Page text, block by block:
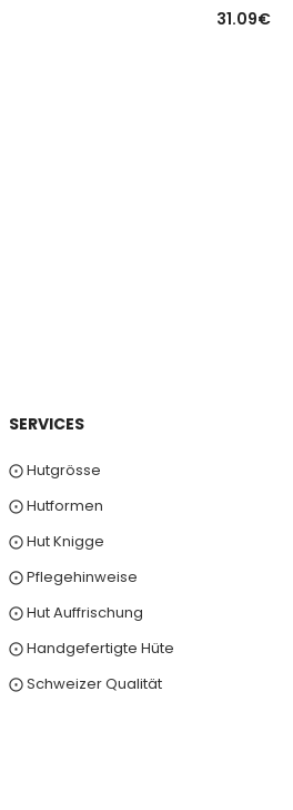
31.09€
SERVICES
⨀ Hutgrösse
⨀ Hutformen
⨀ Hut Knigge
⨀ Pflegehinweise
⨀ Hut Auffrischung
⨀ Handgefertigte Hüte
⨀ Schweizer Qualität